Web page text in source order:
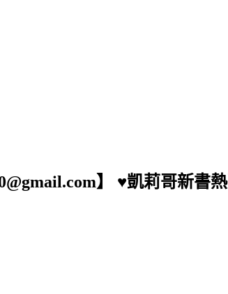
】 ♥凱莉哥新書